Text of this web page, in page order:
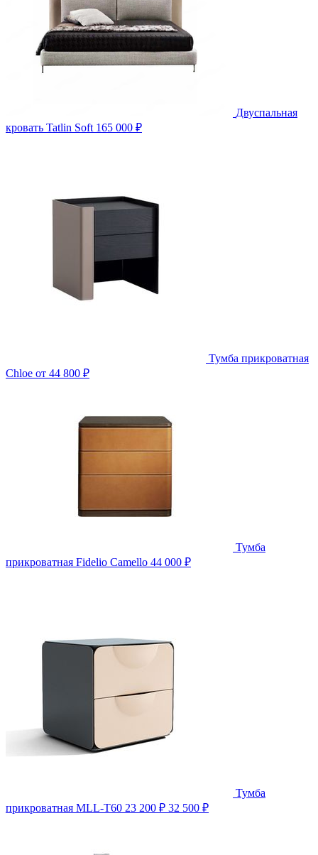
Двуспальная
кровать Tatlin Soft 165 000 ₽
Тумба прикроватная
Chloe от 44 800 ₽
Тумба
прикроватная Fidelio Camello 44 000 ₽
Тумба
прикроватная MLL-T60 23 200 ₽ 32 500 ₽